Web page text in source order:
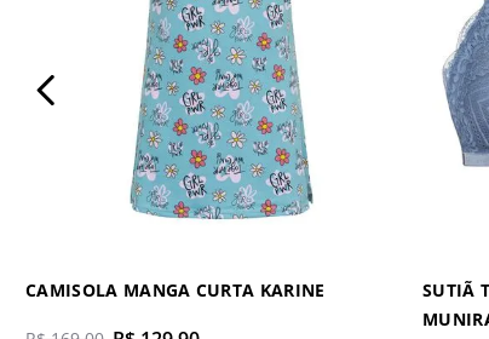
CAMISOLA MANGA CURTA KARINE
SUTIÃ